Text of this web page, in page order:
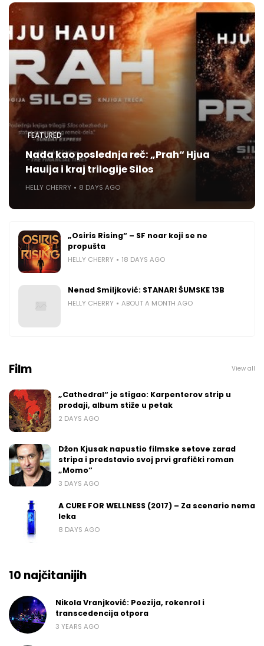
FEATURED
Nada kao poslednja reč: „Prah“ Hjua
Hauija i kraj trilogije Silos
HELLY CHERRY 8 DAYS AGO
„Osiris Rising“ – SF noar koji se ne
propušta
HELLY CHERRY 18 DAYS AGO
Nenad Smiljković: STANARI ŠUMSKE 13B
HELLY CHERRY ABOUT A MONTH AGO
Film View all
„Cathedral“ je stigao: Karpenterov strip u
prodaji, album stiže u petak
2 DAYS AGO
Džon Kjusak napustio filmske setove zarad
stripa i predstavio svoj prvi grafički roman
„Momo“
3 DAYS AGO
A CURE FOR WELLNESS (2017) – Za scenario nema
leka
8 DAYS AGO
10 najčitanijih
Nikola Vranjković: Poezija, rokenrol i
transcedencija otpora
3 YEARS AGO